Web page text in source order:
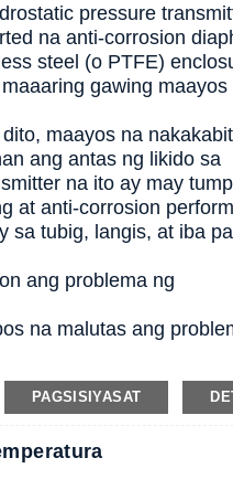
pressure
na anti-corrosion
steel (o PTFE)
gawing maayos
maayos na
ang antas ng likido sa
na ito ay may
at anti-corrosion
sa tubig, langis, at iba
ang problema ng
na malutas ang
PAGSISIYASAT